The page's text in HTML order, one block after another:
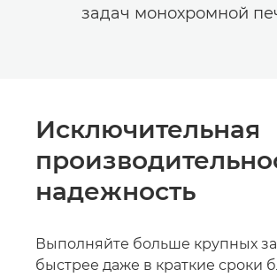
задач монохромной
Исключительная
надежность
Выполняйте больше крупных
быстрее даже в краткие сроки